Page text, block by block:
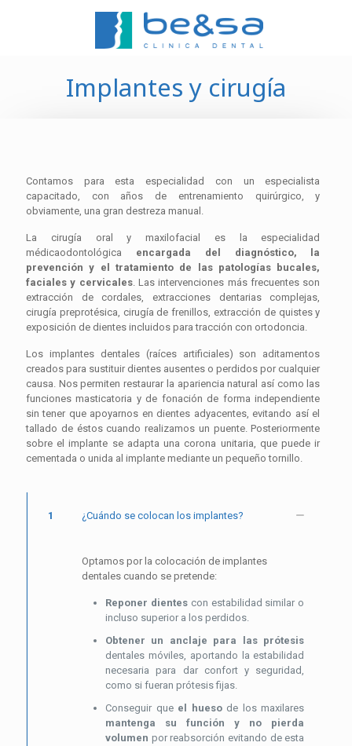
Implantes y cirugía
Contamos para esta especialidad con un especialista
capacitado, con años de entrenamiento quirúrgico, y
obviamente, una gran destreza manual.
La cirugía oral y maxilofacial es la especialidad
médicaodontológica encargada del diagnóstico, la
prevención y el tratamiento de las patologías bucales,
faciales y cervicales. Las intervenciones más frecuentes son
extracción de cordales, extracciones dentarias complejas,
cirugía preprotésica, cirugía de frenillos, extracción de quistes y
exposición de dientes incluidos para tracción con ortodoncia.
Los implantes dentales (raíces artificiales) son aditamentos
creados para sustituir dientes ausentes o perdidos por cualquier
causa. Nos permiten restaurar la apariencia natural así como las
funciones masticatoria y de fonación de forma independiente
sin tener que apoyarnos en dientes adyacentes, evitando así el
tallado de éstos cuando realizamos un puente. Posteriormente
sobre el implante se adapta una corona unitaria, que puede ir
cementada o unida al implante mediante un pequeño tornillo.
1 ¿Cuándo se colocan los implantes?
Optamos por la colocación de implantes
dentales cuando se pretende:
Reponer dientescon estabilidad similar o
incluso superior a los perdidos.
Obtener un anclaje para las prótesis
dentales móviles, aportando la estabilidad
necesaria para dar confort y seguridad,
como si fueran prótesis fijas.
Conseguir que el huesode los maxilares
mantenga su función y no pierda
volumen por reabsorción evitando de esta